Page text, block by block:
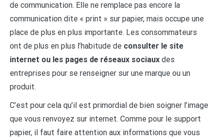
de communication. Elle ne remplace pas encore la
communication dite « print » sur papier, mais occupe une
place de plus en plus importante. Les consommateurs
ont de plus en plus l’habitude de consulter le site
internet ou les pages de réseaux sociaux des
entreprises pour se renseigner sur une marque ou un
produit.
C’est pour cela qu’il est primordial de bien soigner l’image
que vous renvoyez sur internet. Comme pour le support
papier, il faut faire attention aux informations que vous